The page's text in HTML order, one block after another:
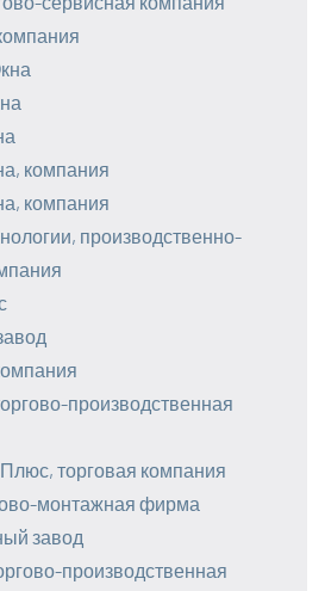
компания
компания
производственно-
производственная
торговая компания
монтажная фирма
завод
производственная